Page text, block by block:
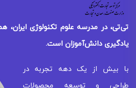
تی‌تی، در مدرسه علوم تکنولوژی ایران،
یادگیریدانش‌آموزان است.
با بیش از یک دهه تجربه در
طراحی و توسعه محصولات